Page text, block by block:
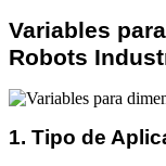
Variables
Robots
1. Tipo de